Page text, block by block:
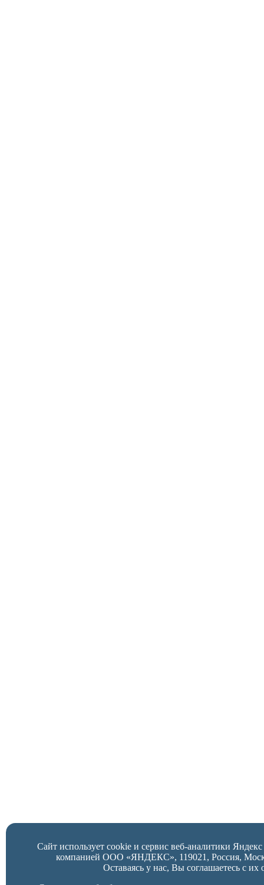
Сайт использует cookie и сервис веб-аналитики
компанией ООО «ЯНДЕКС», 119021, Россия,
Оставаясь у нас, Вы соглашаетесь с их